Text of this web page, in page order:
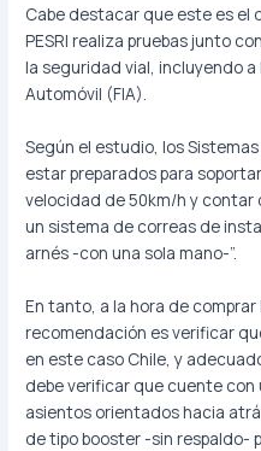
Cabe destacar que este es el
PESRI realiza pruebas junto
la seguridad vial, incluyendo
Automóvil (FIA).
Según el estudio, los
estar preparados para
velocidad de 50km/h y
un sistema de correas de
arnés -con una sola mano-”.
En tanto, a la hora de comprar
recomendación es verificar
en este caso Chile, y
debe verificar que cuente
asientos orientados hacia
de tipo booster -sin respaldo-